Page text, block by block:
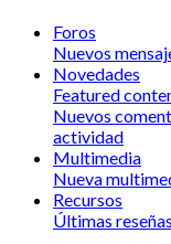
Foros
Nuevos
Novedades
Featured
Nuevos
actividad
Multimedia
Nueva
Recursos
Últimas reseñas